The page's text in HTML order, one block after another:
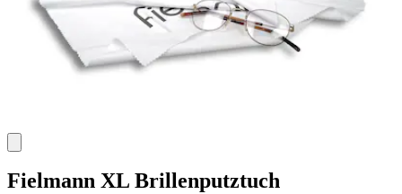
Fielmann XL Brillenputztuch